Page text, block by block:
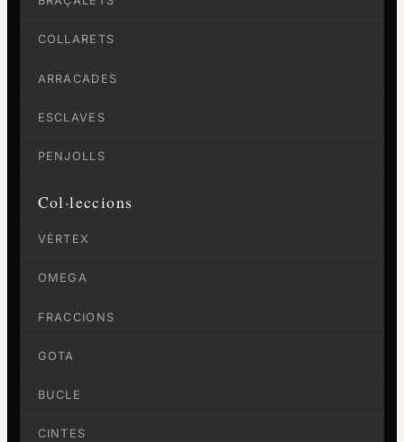
COLLARETS
ARRACADES
ESCLAVES
PENJOLLS
Col·leccions
VÈRTEX
OMEGA
FRACCIONS
GOTA
BUCLE
CINTES